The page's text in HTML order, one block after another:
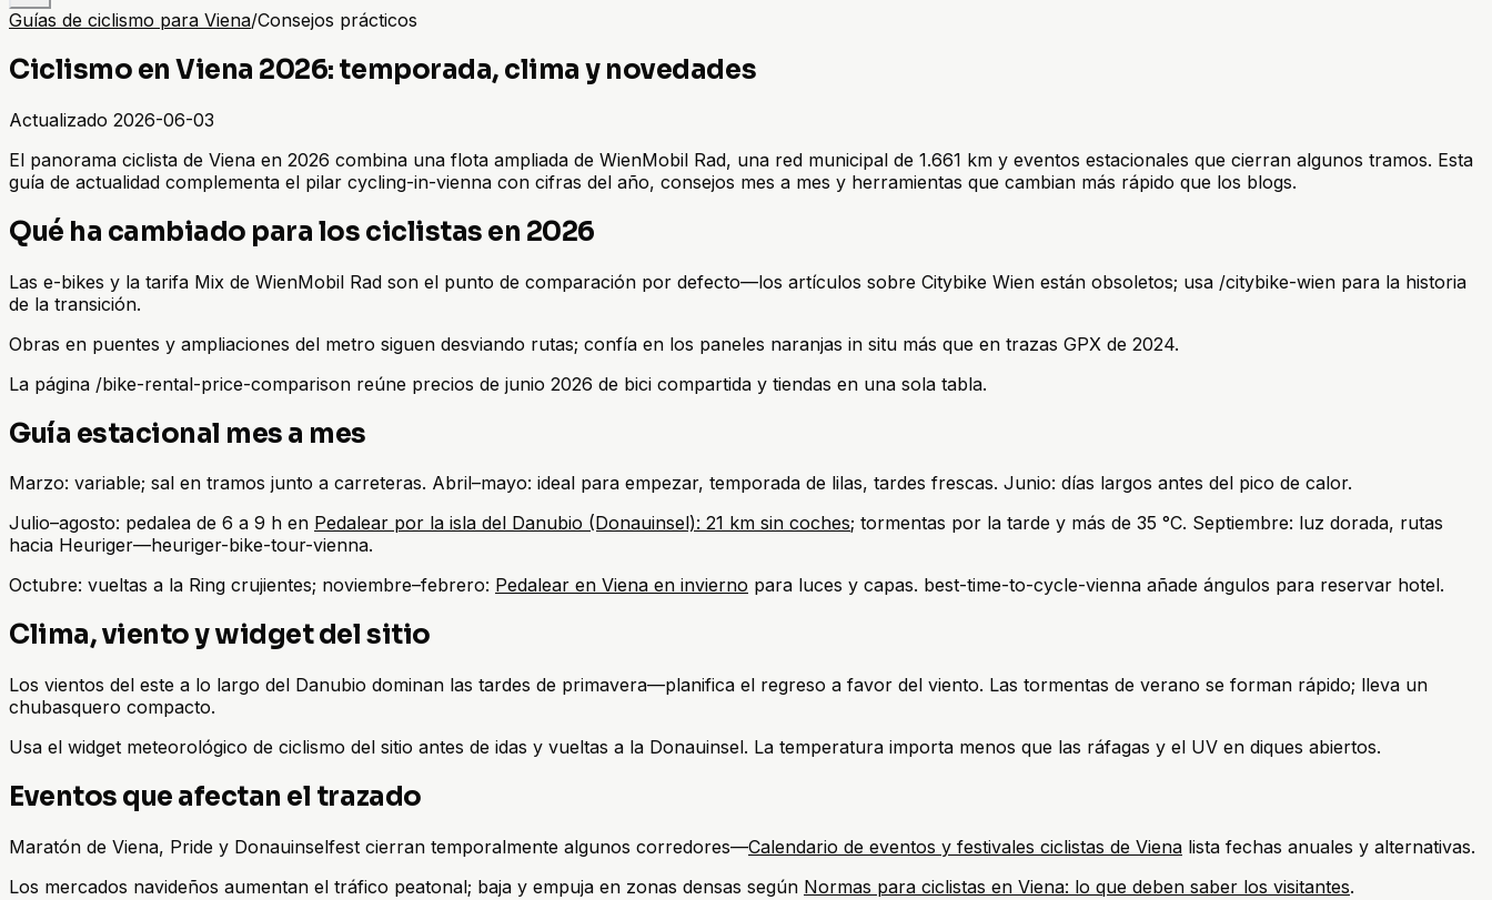
Guías de ciclismo para Viena/Consejos prácticos
Ciclismo en Viena 2026: temporada, clima y novedades
Actualizado 2026-06-03
El panorama ciclista de Viena en 2026 combina una flota ampliada de WienMobil Rad, una red municipal de 1.661 km y eventos estacionales que cierran algunos tramos. Esta
guía de actualidad complementa el pilar cycling-in-vienna con cifras del año, consejos mes a mes y herramientas que cambian más rápido que los blogs.
Qué ha cambiado para los ciclistas en 2026
Las e-bikes y la tarifa Mix de WienMobil Rad son el punto de comparación por defecto—los artículos sobre Citybike Wien están obsoletos; usa /citybike-wien para la historia
de la transición.
Obras en puentes y ampliaciones del metro siguen desviando rutas; confía en los paneles naranjas in situ más que en trazas GPX de 2024.
La página /bike-rental-price-comparison reúne precios de junio 2026 de bici compartida y tiendas en una sola tabla.
Guía estacional mes a mes
Marzo: variable; sal en tramos junto a carreteras. Abril–mayo: ideal para empezar, temporada de lilas, tardes frescas. Junio: días largos antes del pico de calor.
Julio–agosto: pedalea de 6 a 9 h en Pedalear por la isla del Danubio (Donauinsel): 21 km sin coches; tormentas por la tarde y más de 35 °C. Septiembre: luz dorada, rutas
hacia Heuriger—heuriger-bike-tour-vienna.
Octubre: vueltas a la Ring crujientes; noviembre–febrero: Pedalear en Viena en invierno para luces y capas. best-time-to-cycle-vienna añade ángulos para reservar hotel.
Clima, viento y widget del sitio
Los vientos del este a lo largo del Danubio dominan las tardes de primavera—planifica el regreso a favor del viento. Las tormentas de verano se forman rápido; lleva un
chubasquero compacto.
Usa el widget meteorológico de ciclismo del sitio antes de idas y vueltas a la Donauinsel. La temperatura importa menos que las ráfagas y el UV en diques abiertos.
Eventos que afectan el trazado
Maratón de Viena, Pride y Donauinselfest cierran temporalmente algunos corredores—Calendario de eventos y festivales ciclistas de Viena lista fechas anuales y alternativas.
Los mercados navideños aumentan el tráfico peatonal; baja y empuja en zonas densas según Normas para ciclistas en Viena: lo que deben saber los visitantes.